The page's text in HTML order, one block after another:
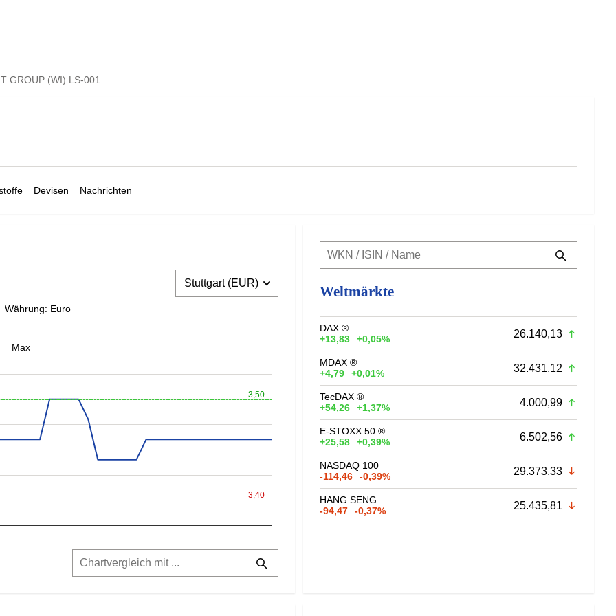
GROUP (WI) LS-001
Devisen Nachrichten
Währung: Euro
Max
3,50
3,40
Weltmärkte
DAX ®
+13,83
+0,05% 26.140,13
MDAX ®
+4,79
+0,01% 32.431,12
TecDAX ®
+54,26
+1,37% 4.000,99
E-STOXX 50 ®
+25,58
+0,39% 6.502,56
NASDAQ 100
-114,46
-0,39% 29.373,33
HANG SENG
-94,47
-0,37% 25.435,81